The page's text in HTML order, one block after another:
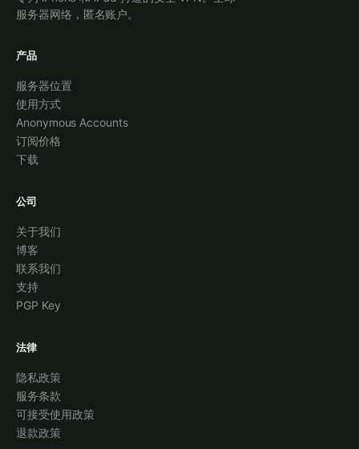
服务器网络，匿名账户。
产品
服务器位置
使用方式
Anonymous Accounts
订阅价格
下载
公司
关于我们
博客
联系我们
支持
PGP Key
法律
隐私政策
服务条款
可接受使用政策
退款政策